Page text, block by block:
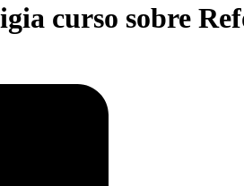
curso sobre